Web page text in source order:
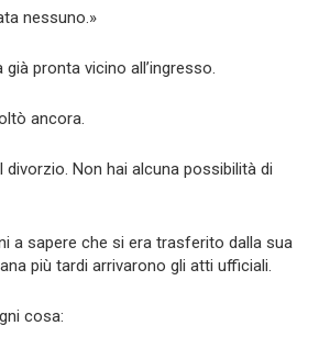
nessuno.»
pronta vicino all’ingresso.
ancora.
divorzio. Non hai alcuna possibilità di
a sapere che si era trasferito dalla sua
più tardi arrivarono gli atti ufficiali.
cosa: